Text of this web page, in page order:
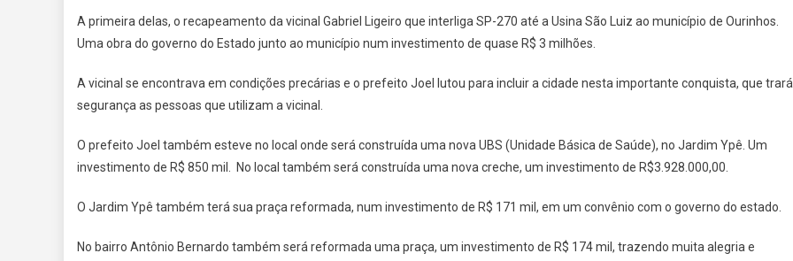
CANITAR
PRESTA
A
INÍCIO
DE
A primeira delas, o recapeamento da vicinal Gabriel Ligeiro que interliga SP-270 até a Usina São Luiz ao município de Ourinhos.
Uma obra do governo do Estado junto ao município num investimento de quase R$ 3 milhões.
A vicinal se encontrava em condições precárias e o prefeito Joel lutou para incluir a cidade nesta importante conquista, que trará
segurança as pessoas que utilizam a vicinal.
O prefeito Joel também esteve no local onde será construída uma nova UBS (Unidade Básica de Saúde), no Jardim Ypê. Um
investimento de R$ 850 mil. No local também será construída uma nova creche, um investimento de R$3.928.000,00.
O Jardim Ypê também terá sua praça reformada, num investimento de R$ 171 mil, em um convênio com o governo do estado.
No bairro Antônio Bernardo também será reformada uma praça, um investimento de R$ 174 mil, trazendo muita alegria e